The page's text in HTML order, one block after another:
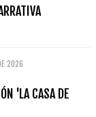
2026
'LA CASA DE